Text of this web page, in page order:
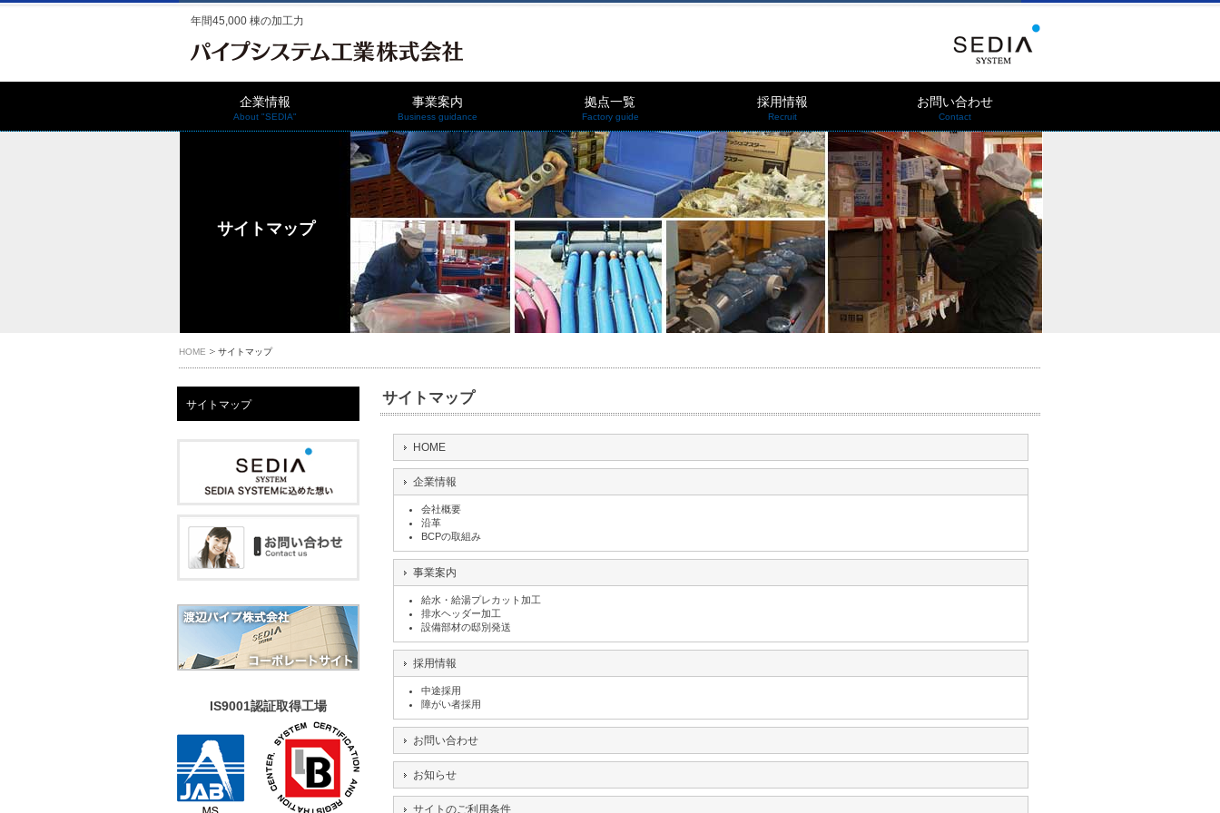
年間45,000 棟の加工力
企業情報
About "SEDIA"
事業案内
Business guidance
拠点一覧
Factory guide
採用情報
Recruit
お問い合わせ
Contact
サイトマップ
HOME サイトマップ
サイトマップ
HOME
企業情報
会社概要
沿革
BCPの取組み
事業案内
給水・給湯プレカット加工
排水ヘッダー加工
設備部材の邸別発送
採用情報
中途採用
障がい者採用
お問い合わせ
お知らせ
サイトのご利用条件
サイトマップ
IS9001認証取得工場